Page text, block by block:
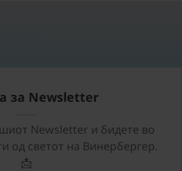
за Newsletter
Newsletter и бидете во
од светот на Винербергер.
📩